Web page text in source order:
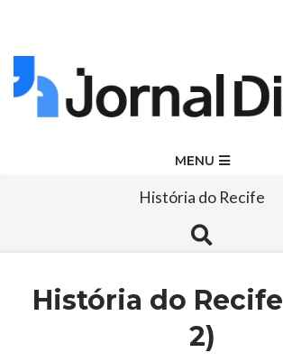
Skip
to
Jornal
Digital
MENU
História do Recife
Search
História do Recife
2)